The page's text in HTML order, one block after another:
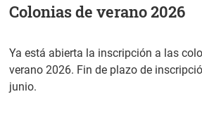
Colonias de verano 2026
Ya está abierta la inscripción a las
verano 2026. Fin de plazo de
junio.